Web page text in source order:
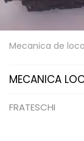
Mecanica de
MECANICA
FRATESCHI